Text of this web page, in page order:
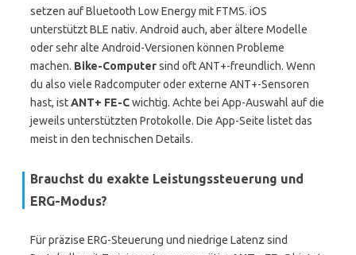
setzen auf Bluetooth Low Energy mit FTMS. iOS
unterstützt BLE nativ. Android auch, aber ältere Modelle
oder sehr alte Android-Versionen können Probleme
machen. Bike-Computersind oft ANT+-freundlich. Wenn
du also viele Radcomputer oder externe ANT+-Sensoren
hast, istANT+ FE-Cwichtig. Achte bei App-Auswahl auf die
jeweils unterstützten Protokolle. Die App-Seite listet das
meist in den technischen Details.
Brauchst du exakte Leistungssteuerung und
ERG-Modus?
Für präzise ERG-Steuerung und niedrige Latenz sind